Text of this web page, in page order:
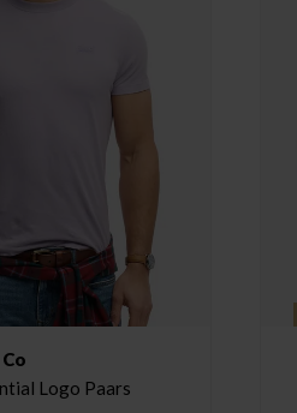
Logo Paars